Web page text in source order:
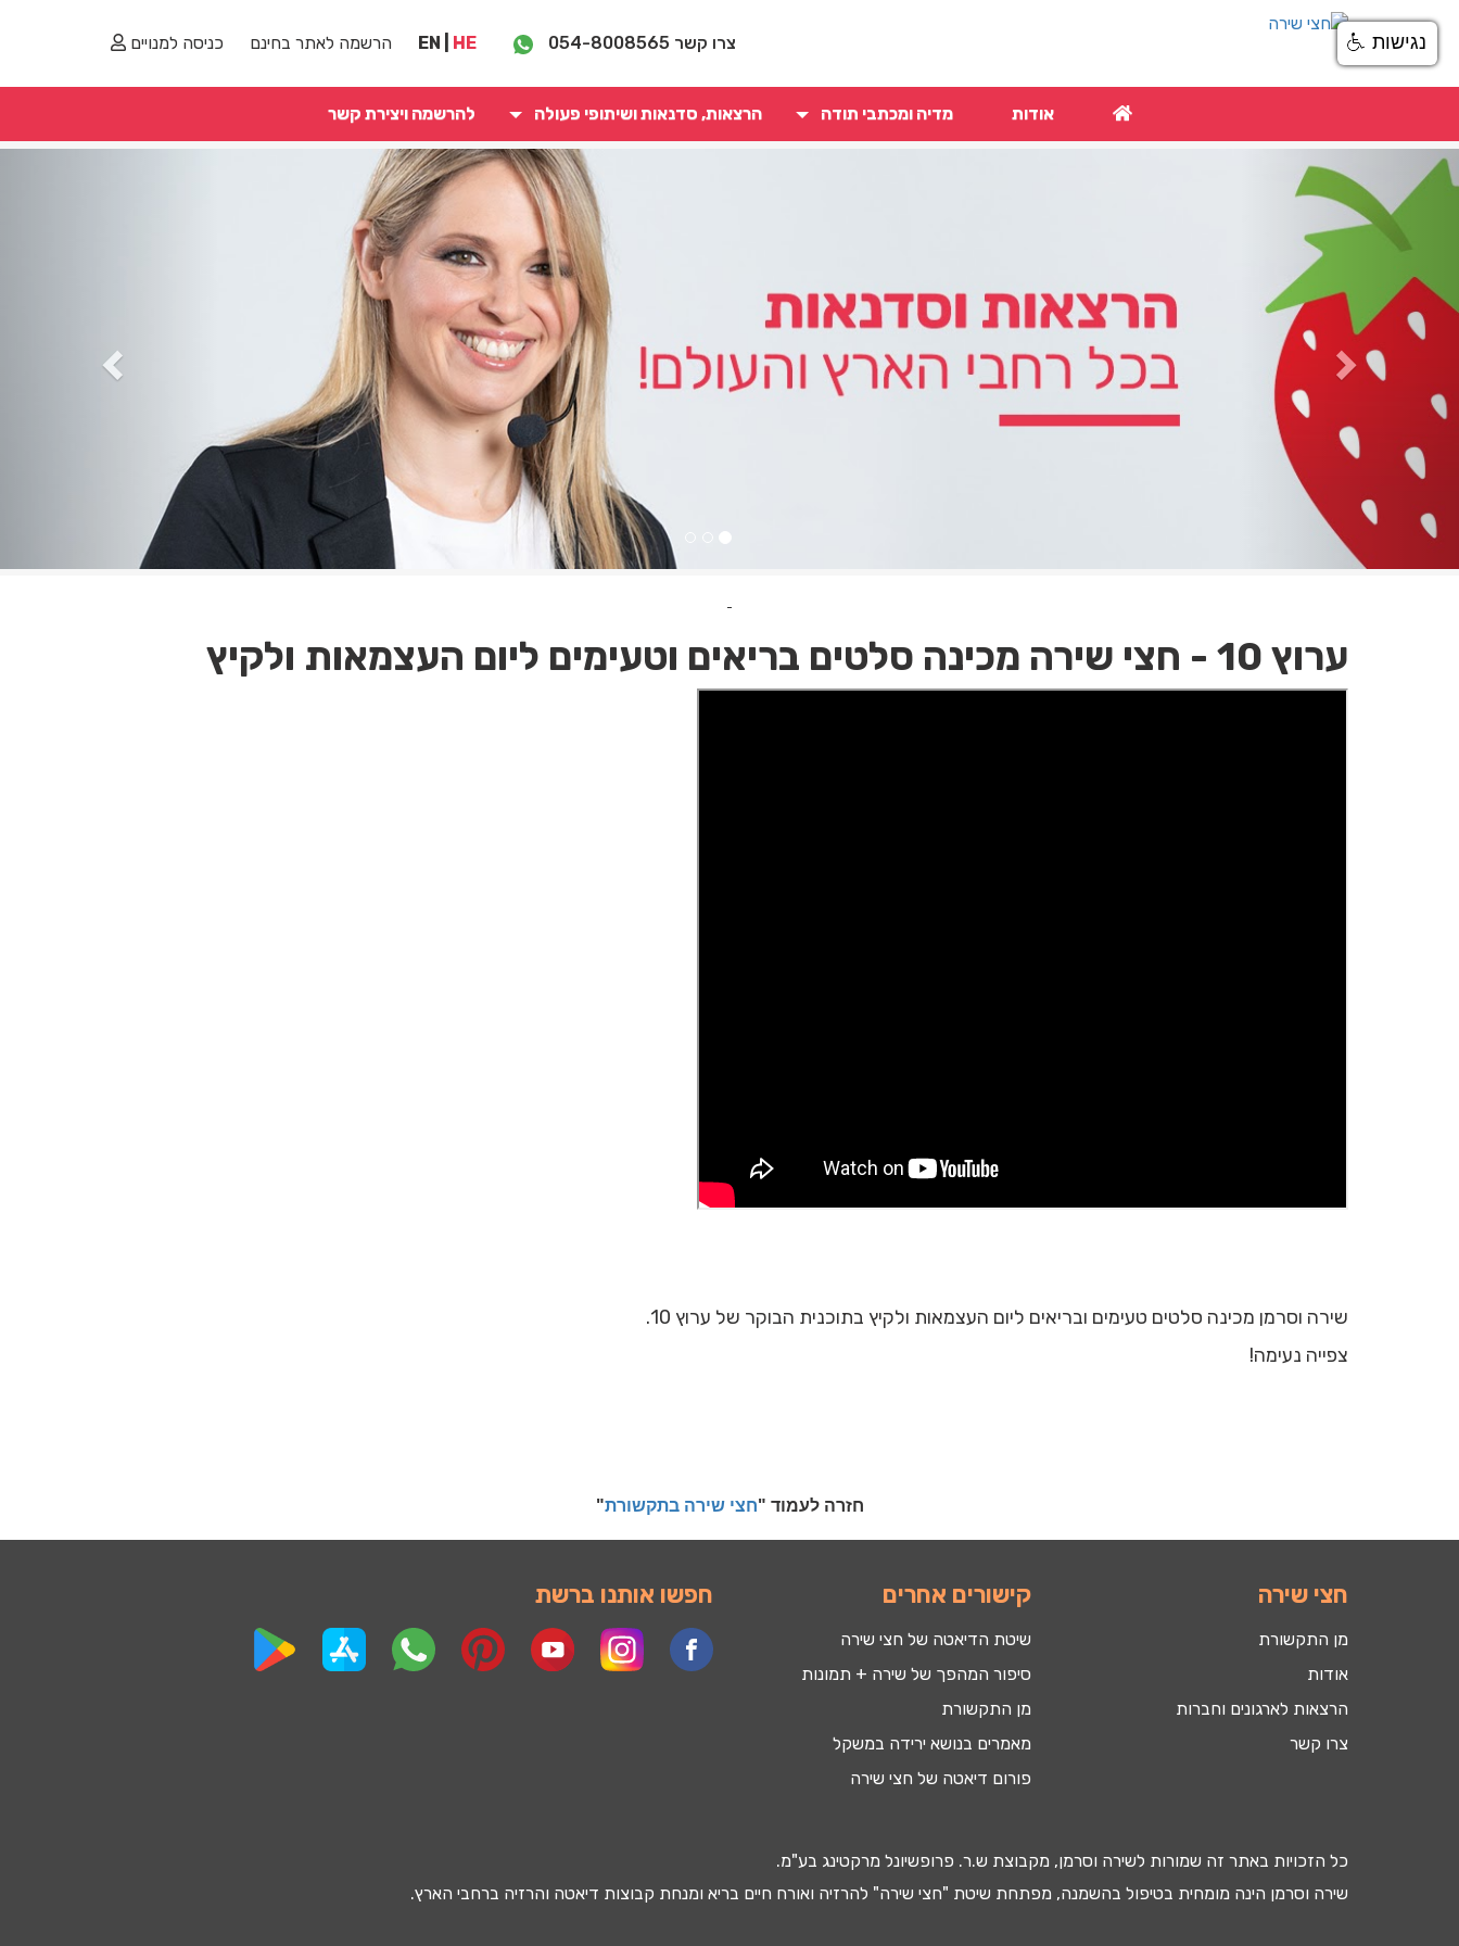
צרו קשר 054-8008565
EN HE הרשמה לאתר בחינם כניסה למנויים
אודות מדיה ומכתבי תודה הרצאות, סדנאות ושיתופי פעולה להרשמה ויצירת קשר
Next
ערוץ 10 - חצי שירה מכינה סלטים בריאים וטעימים ליום העצמאות ולקיץ
שירה וסרמן מכינה סלטים טעימים ובריאים ליום העצמאות ולקיץ בתוכנית הבוקר של ערוץ 10.
צפייה נעימה!
חזרה לעמוד "חצי שירה בתקשורת"
חפשו אותנו ברשת קישורים אחרים
שיטת הדיאטה של חצי שירה
סיפור המהפך של שירה + תמונות
מן התקשורת
מאמרים בנושא ירידה במשקל
פורום דיאטה של חצי שירה
חצי שירה
מן התקשורת
אודות
הרצאות לארגונים וחברות
צרו קשר
כל הזכויות באתר זה שמורות לשירה וסרמן, מקבוצת ש.ר. פרופשיונל מרקטינג בע"מ.
שירה וסרמן הינה מומחית בטיפול בהשמנה, מפתחת שיטת "חצי שירה" להרזיה ואורח חיים בריא ומנחת קבוצות דיאטה והרזיה ברחבי הארץ.
נגישות